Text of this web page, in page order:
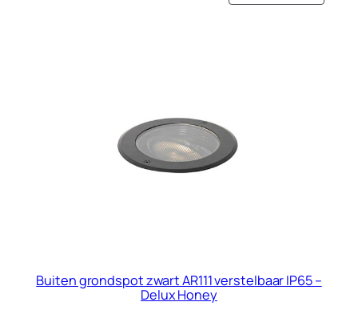
IN
Buiten grondspot zwart AR111 verstelbaar IP65 –
Delux Honey